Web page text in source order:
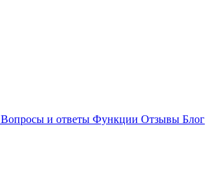
Вопросы и ответы Функции Отзывы Блог